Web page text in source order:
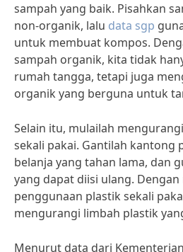
sampah yang baik. Pisahkan
non-organik, lalu data sgp
untuk membuat kompos.
sampah organik, kita tidak
rumah tangga, tetapi juga
organik yang berguna untuk
Selain itu, mulailah
sekali pakai. Gantilah kantong
belanja yang tahan lama, dan
yang dapat diisi ulang.
penggunaan plastik sekali
mengurangi limbah plastik
Menurut data dari